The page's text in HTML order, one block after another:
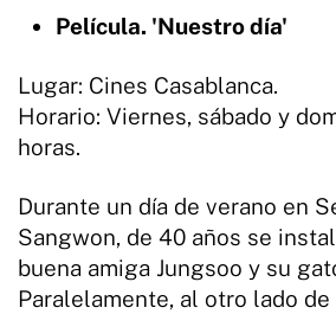
Película. 'Nuestro día'
Lugar: Cines Casablanca.
Horario: Viernes, sábado y
horas.
Durante un día de verano en
Sangwon, de 40 años se
buena amiga Jungsoo y su
Paralelamente, al otro lado